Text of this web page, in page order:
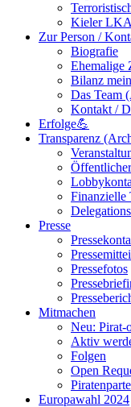
Kieler
Zur Person /
Biografie
Ehemalige
Bilanz
Das Team
Kontakt /
Erfolge💪
Transparenz
Finanzielle
Presse
Pressefotos
Mitmachen
Neu: Pirat-
Aktiv
Folgen
Open
Europawahl 2024